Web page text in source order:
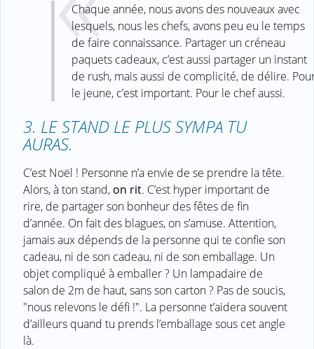
Chaque année, nous avons des nouveaux avec
lesquels, nous les chefs, avons peu eu le temps
de faire connaissance. Partager un créneau
paquets cadeaux, c’est aussi partager un instant
de rush, mais aussi de complicité, de délire.
le jeune, c’est important. Pour le chef aussi.
3. LE STAND LE PLUS SYMPA TU
AURAS.
C’est Noël ! Personne n’a envie de se prendre la tête.
Alors, à ton stand, on rit. C’est hyper important de
rire, de partager son bonheur des fêtes de fin
d’année. On fait des blagues, on s’amuse. Attention,
jamais aux dépends de la personne qui te confie son
cadeau, ni de son cadeau, ni de son emballage. Un
objet compliqué à emballer ? Un lampadaire de
salon de 2m de haut, sans son carton ? Pas de soucis,
"nous relevons le défi !". La personne t’aidera souvent
d’ailleurs quand tu prends l’emballage sous cet angle
là.